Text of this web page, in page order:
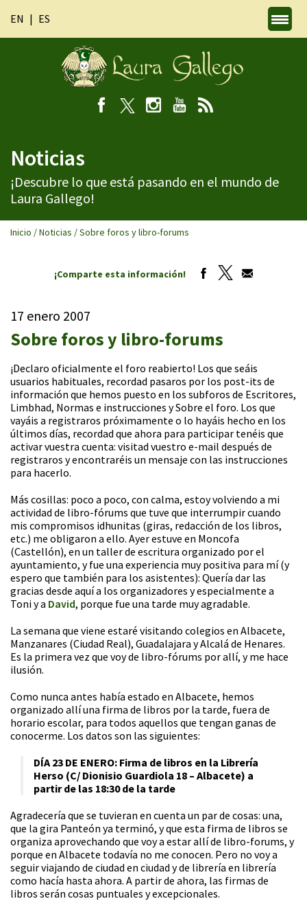
EN ES
Noticias
¡Descubre lo que está pasando en el mundo de
Laura Gallego!
Inicio /Noticias /Sobre foros y libro-forums
¡Comparte esta información!
17 enero 2007
Sobre foros y libro-forums
¡Declaro oficialmente el foro reabierto! Los que seáis
usuarios habituales, recordad pasaros por los post-its de
información que hemos puesto en los subforos de Escritores,
Limbhad, Normas e instrucciones y Sobre el foro. Los que
vayáis a registraros próximamente o lo hayáis hecho en los
últimos días, recordad que ahora para participar tenéis que
activar vuestra cuenta: visitad vuestro e-mail después de
registraros y encontraréis un mensaje con las instrucciones
para hacerlo.
Más cosillas: poco a poco, con calma, estoy volviendo a mi
actividad de libro-fórums que tuve que interrumpir cuando
mis compromisos idhunitas (giras, redacción de los libros,
etc.) me obligaron a ello. Ayer estuve en Moncofa
(Castellón), en un taller de escritura organizado por el
ayuntamiento, y fue una experiencia muy positiva para mí (y
espero que también para los asistentes): Quería dar las
gracias desde aquí a los organizadores y especialmente a
Toni y a David, porque fue una tarde muy agradable.
La semana que viene estaré visitando colegios en Albacete,
Manzanares (Ciudad Real), Guadalajara y Alcalá de Henares.
Es la primera vez que voy de libro-fórums por allí, y me hace
ilusión.
Como nunca antes había estado en Albacete, hemos
organizado allí una firma de libros por la tarde, fuera de
horario escolar, para todos aquellos que tengan ganas de
conocerme. Los datos son las siguientes:
DÍA 23 DE ENERO: Firma de libros en la Librería
Herso (C/ Dionisio Guardiola 18 – Albacete) a
partir de las 18:30 de la tarde
Agradecería que se tuvieran en cuenta un par de cosas: una,
que la gira Panteón ya terminó, y que esta firma de libros se
organiza aprovechando que voy a estar allí de libro-forums, y
porque en Albacete todavía no me conocen. Pero no voy a
seguir viajando de ciudad en ciudad y de librería en librería
como hacía hasta ahora. A partir de ahora, las firmas de
libros serán cosas puntuales y excepcionales.